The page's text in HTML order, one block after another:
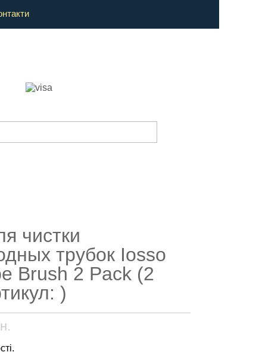
чистки
трубок Iosso
Brush 2 Pack (2
)